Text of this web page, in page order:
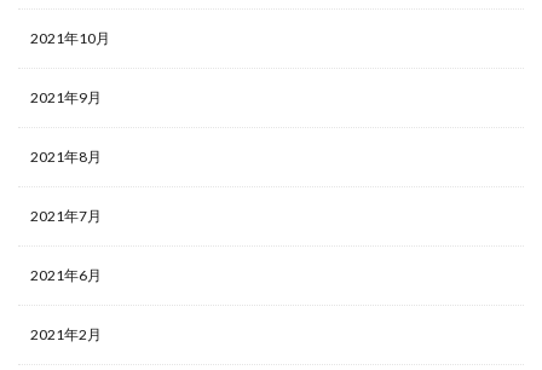
2021年10月
2021年9月
2021年8月
2021年7月
2021年6月
2021年2月